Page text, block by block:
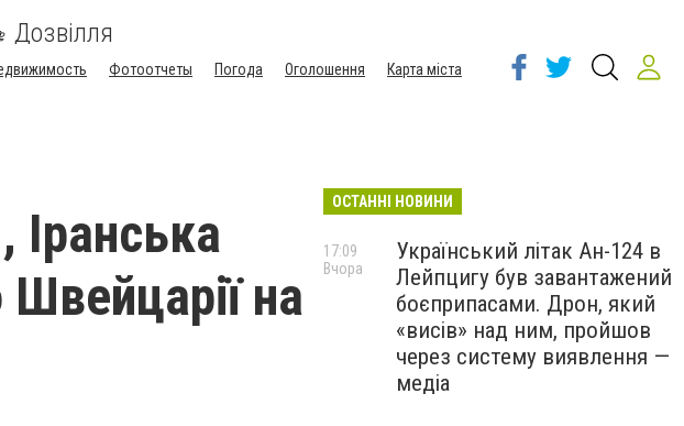
Дозвілля
Фотоотчеты Погода Оголошення
Карта міста
Іранська
на
ОСТАННІ НОВИНИ
Український літак Ан-124 в
Лейпцигу був завантажений
боєприпасами. Дрон, який
«висів» над ним, пройшов
через систему виявлення —
медіа
17:09
Вчора